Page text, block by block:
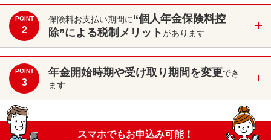
POINT
2
保険料お支払い期間に“個人年金保険料控
除”による税制メリットがあります
POINT
3
年金開始時期や受け取り期間を変更でき
ます
スマホでもお申込み可能！